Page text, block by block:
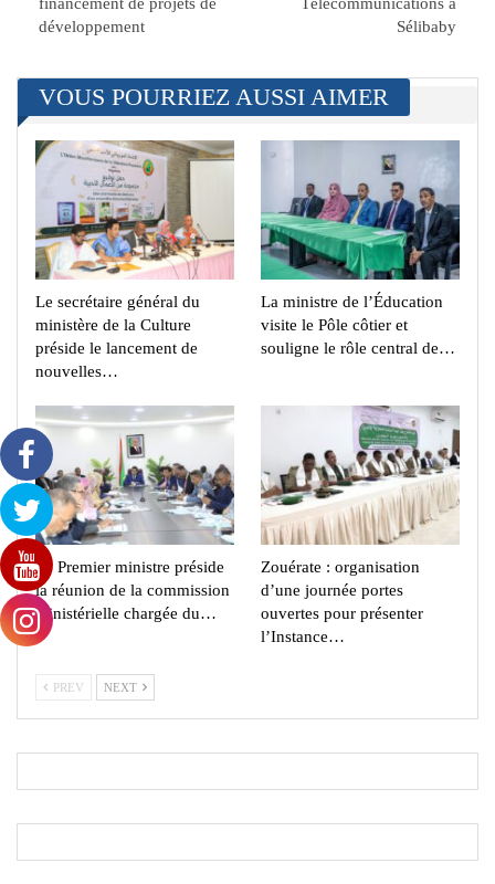
développement
Sélibaby
VOUS POURRIEZ AUSSI AIMER
Le secrétaire général du
ministère de la Culture
préside le lancement de
nouvelles…
La ministre de l’Éducation
visite le Pôle côtier et
souligne le rôle central de…
Le Premier ministre préside
la réunion de la commission
ministérielle chargée du…
Zouérate : organisation
d’une journée portes
ouvertes pour présenter
l’Instance…
PREV NEXT